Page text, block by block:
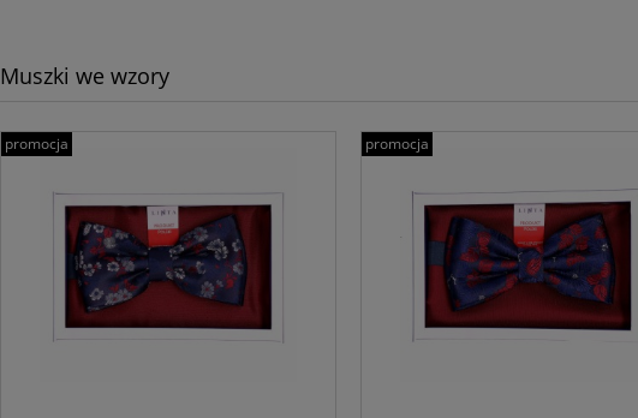
Muszki we wzory
promocja promocja